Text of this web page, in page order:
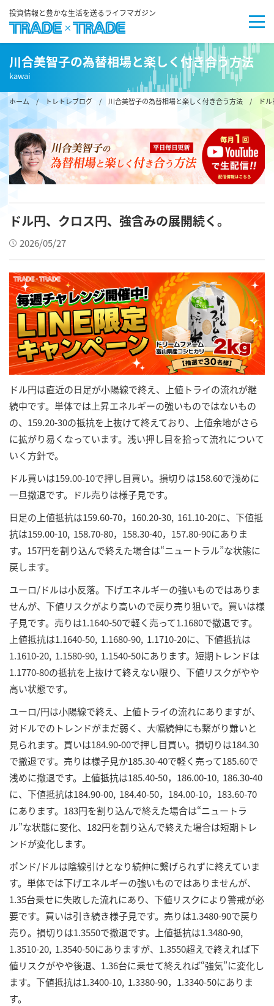
投資情報と豊かな生活を送るライフマガジン
川合美智子の為替相場と楽しく付き合う方法
kawai
ホーム/ トレトレブログ / 川合美智子の為替相場と楽しく付き合う方法 / ドル
ドル円、クロス円、強含みの展開続く。
2026/05/27
ドル円は直近の日足が小陽線で終え、上値トライの流れが継
続中です。単体では上昇エネルギーの強いものではないもの
の、159.20-30の抵抗を上抜けて終えており、上値余地がさら
に拡がり易くなっています。浅い押し目を拾って流れについて
いく方針で。
ドル買いは159.00-10で押し目買い。損切りは158.60で浅めに
一旦撤退です。ドル売りは様子見です。
日足の上値抵抗は159.60-70，160.20-30, 161.10-20に、下値抵
抗は159.00-10, 158.70-80，158.30-40，157.80-90にありま
す。157円を割り込んで終えた場合は“ニュートラル”な状態に
戻します。
ユーロ/ドルは小反落。下げエネルギーの強いものではありま
せんが、下値リスクがより高いので戻り売り狙いで。買いは様
子見です。売りは1.1640-50で軽く売って1.1680で撤退です。
上値抵抗は1.1640-50, 1.1680-90, 1.1710-20に、下値抵抗は
1.1610-20, 1.1580-90, 1.1540-50にあります。短期トレンドは
1.1770-80の抵抗を上抜けて終えない限り、下値リスクがやや
高い状態です。
ユーロ/円は小陽線で終え、上値トライの流れにありますが、
対ドルでのトレンドがまだ弱く、大幅続伸にも繋がり難いと
見られます。買いは184.90-00で押し目買い。損切りは184.30
で撤退です。売りは様子見か185.30-40で軽く売って185.60で
浅めに撤退です。上値抵抗は185.40-50，186.00-10, 186.30-40
に、下値抵抗は184.90-00, 184.40-50，184.00-10，183.60-70
にあります。183円を割り込んで終えた場合は“ニュートラ
ル”な状態に変化、182円を割り込んで終えた場合は短期トレ
ンドが変化します。
ポンド/ドルは陰線引けとなり続伸に繋げられずに終えていま
す。単体では下げエネルギーの強いものではありませんが、
1.35台乗せに失敗した流れにあり、下値リスクにより警戒が必
要です。買いは引き続き様子見です。売りは1.3480-90で戻り
売り。損切りは1.3550で撤退です。上値抵抗は1.3480-90,
1.3510-20, 1.3540-50にありますが、1.3550超えで終えれば下
値リスクがやや後退、1.36台に乗せて終えれば“強気”に変化し
ます。下値抵抗は1.3400-10, 1.3380-90，1.3340-50にありま
す。